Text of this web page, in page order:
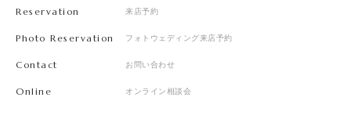
Reservation 来店予約
Photo Reservation フォトウェディング来店予約
Contact お問い合わせ
Online オンライン相談会